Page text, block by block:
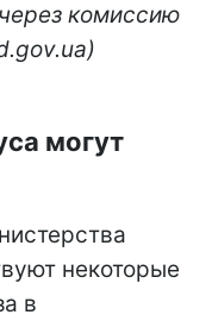
комиссию
могут
некоторые
в